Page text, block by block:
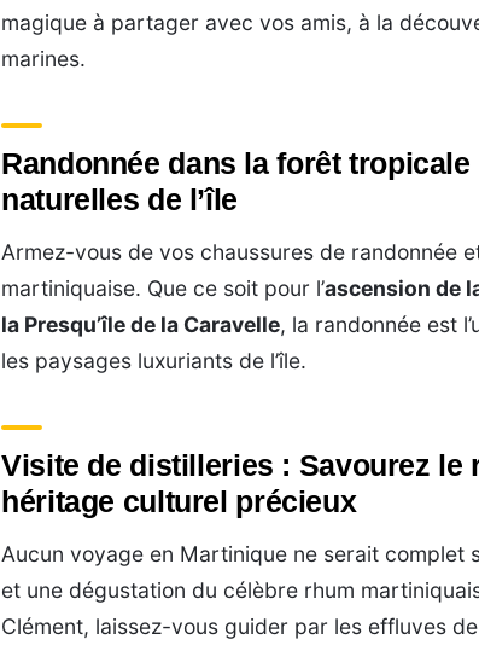
magique à partager avec vos amis, à la
marines.
Randonnée dans la forêt
naturelles de l’île
Armez-vous de vos chaussures de randonnée
martiniquaise. Que ce soit pour l’ascension de
la Presqu’île de la Caravelle, la randonnée est
les paysages luxuriants de l’île.
Visite de distilleries : Savourez le
héritage culturel précieux
Aucun voyage en Martinique ne serait complet
et une dégustation du célèbre rhum
Clément, laissez-vous guider par les effluves